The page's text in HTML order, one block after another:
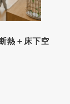
熱＋床下空